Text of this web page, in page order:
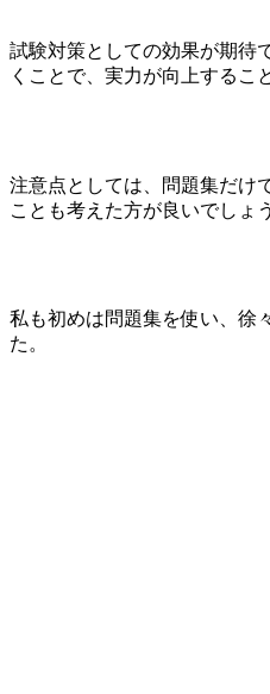
試験対策としての効果が期待
くことで、実力が向上するこ
注意点としては、問題集だけ
ことも考えた方が良いでしょう
私も初めは問題集を使い、徐
た。